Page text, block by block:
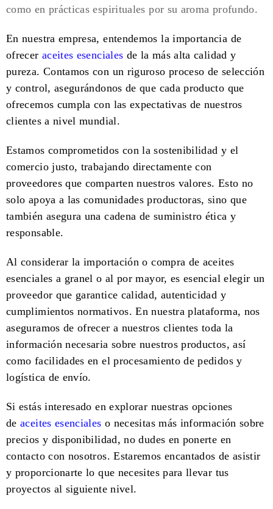
como en prácticas espirituales por su aroma profundo.
En nuestra empresa, entendemos la importancia de
ofrecer aceites esenciales de la más alta calidad y
pureza. Contamos con un riguroso proceso de selección
y control, asegurándonos de que cada producto que
ofrecemos cumpla con las expectativas de nuestros
clientes a nivel mundial.
Estamos comprometidos con la sostenibilidad y el
comercio justo, trabajando directamente con
proveedores que comparten nuestros valores. Esto no
solo apoya a las comunidades productoras, sino que
también asegura una cadena de suministro ética y
responsable.
Al considerar la importación o compra de aceites
esenciales a granel o al por mayor, es esencial elegir un
proveedor que garantice calidad, autenticidad y
cumplimientos normativos. En nuestra plataforma, nos
aseguramos de ofrecer a nuestros clientes toda la
información necesaria sobre nuestros productos, así
como facilidades en el procesamiento de pedidos y
logística de envío.
Si estás interesado en explorar nuestras opciones
deaceites esenciales o necesitas más información sobre
precios y disponibilidad, no dudes en ponerte en
contacto con nosotros. Estaremos encantados de asistir
y proporcionarte lo que necesites para llevar tus
proyectos al siguiente nivel.